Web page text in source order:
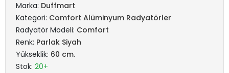
Marka: Duffmart
Kategori: Comfort Alüminyum Radyatörler
Radyatör Modeli: Comfort
Renk: Parlak Siyah
Yükseklik: 60 cm.
Stok: 20+